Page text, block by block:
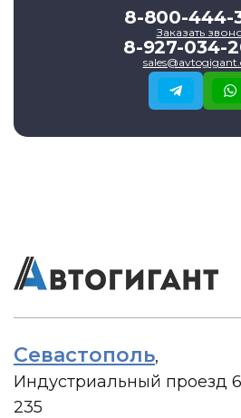
8-800-444-
Заказать
8-927-034-
Севастополь,
Индустриальный проезд
235